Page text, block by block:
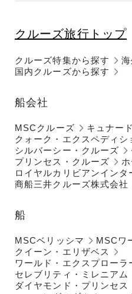
クルーズ旅行トップ
クルーズ特集から探す
国内クルーズから探す
船会社
MSCクルーズ
キュナー
クォーク・エクスペディシ
シルバーシー・クルーズ
プリンセス・クルーズ
ロイヤルカリビアンインタ
商船三井クルーズ株式会社
船
MSCベリッシマ
MSCワ
クイーン・エリザベス
ワールド・エクスプローラ
セレブリティ・ミレニアム
ダイヤモンド・プリンセス